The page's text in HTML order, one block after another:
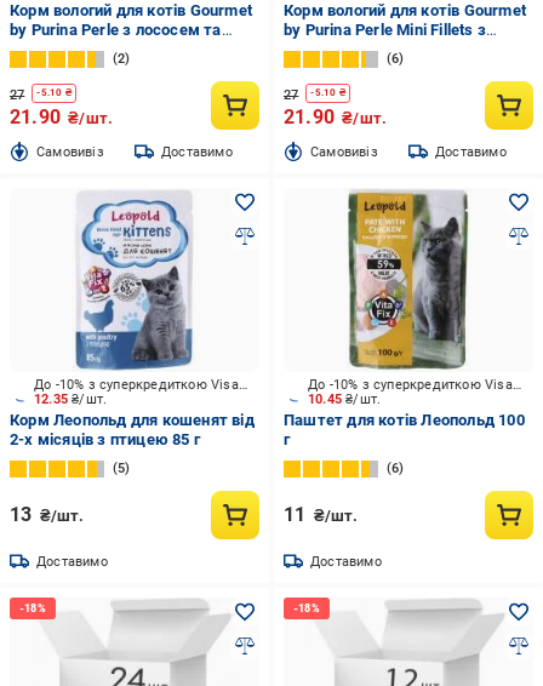
Корм вологий для котів Gourmet
by Purina Perle з лососем та
сайдою у підливі 85 г
2
27 -5.10 ₴
21.90 ₴/шт.
Cамовивіз Доставимо
Корм вологий для котів Gourmet
by Purina Perle Mini Fillets з
куркою 85 г
6
27 -5.10 ₴
21.90 ₴/шт.
Cамовивіз Доставимо
12.35₴/шт.
До -10% з суперкредиткою Visa Вигода
Корм Леопольд для кошенят від
2-х місяців з птицею 85 г
5
13 ₴/шт.
Доставимо
10.45₴/шт.
До -10% з суперкредиткою Visa Вигода
Паштет для котів Леопольд 100
г
6
11 ₴/шт.
Доставимо